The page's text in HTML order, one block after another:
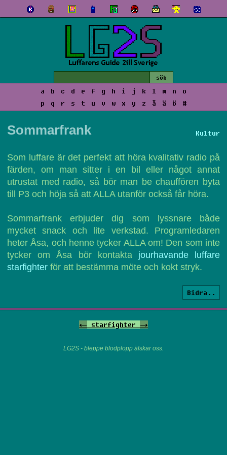
a b c d e f g h i j k l m n
o
p
q r s t u v w x y z å ä ö #
Kultur
Sommarfrank
Som luffare är det perfekt att höra kvalitativ radio på
färden, om man sitter i en bil eller något annat
utrustat med radio, så bör man be chauffören byta
till P3 och höja så att ALLA utanför också får höra.
Sommarfrank erbjuder dig som lyssnare både
mycket snack och lite verkstad. Programledaren
heter Åsa, och henne tycker ALLA om! Den som inte
tycker om Åsa bör kontakta jourhavande luffare
starfighter för att bestämma möte och kokt stryk.
Bidra..
<- starfighter ->
LG2S - bleppe blodplopp älskar oss.